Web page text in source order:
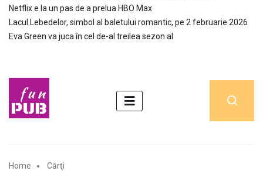
Netflix e la un pas de a prelua HBO Max
Lacul Lebedelor, simbol al baletului romantic, pe 2 februarie 2026
Eva Green va juca în cel de-al treilea sezon al
Home Cărţi